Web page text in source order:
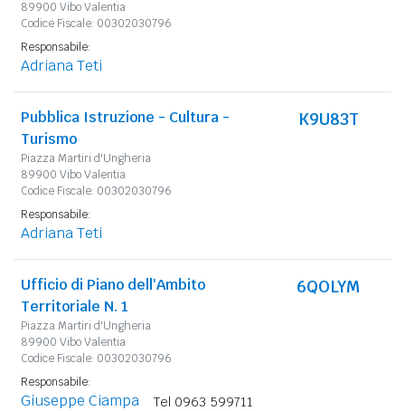
89900 Vibo Valentia
Codice Fiscale: 00302030796
Responsabile:
Adriana Teti
Pubblica Istruzione - Cultura -
Turismo
Piazza Martiri d'Ungheria
89900 Vibo Valentia
Codice Fiscale: 00302030796
K9U83T
Responsabile:
Adriana Teti
Ufficio di Piano dell'Ambito
Territoriale N. 1
Piazza Martiri d'Ungheria
89900 Vibo Valentia
Codice Fiscale: 00302030796
6QOLYM
Responsabile:
Giuseppe Ciampa Tel 0963 599711